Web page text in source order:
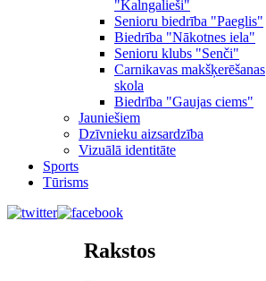
"Kalngalieši"
Senioru biedrība "Paeglis"
Biedrība "Nākotnes iela"
Senioru klubs "Senči"
Carnikavas makšķerēšanas
skola
Biedrība "Gaujas ciems"
Jauniešiem
Dzīvnieku aizsardzība
Vizuālā identitāte
Sports
Tūrisms
Rakstos